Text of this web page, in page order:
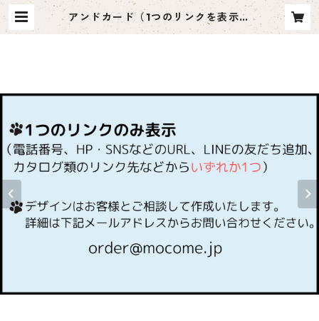
アンドカード（1つのリンクを表示）
_and111 | ペット名刺 moco me